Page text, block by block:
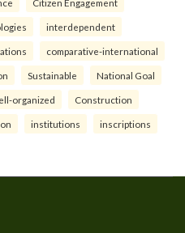
Citizen Engagement
interdependent
comparative-international
Sustainable National Goal
organized Construction
institutions inscriptions